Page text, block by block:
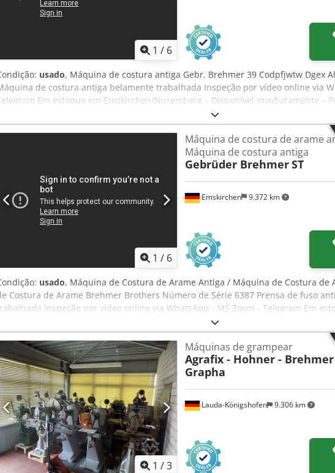
1 / 6
usado, Máquina de costura antiga Gebr. Brehmer 39 Codpfjwtw Dgex
de costura antiga belamente trabalhada Inspeção por vídeo online via
Em estoque em Emskirchen/Nuremberg – Disponível imediatamente –
1 / 6
Emskirchen 9.372 km
Máquina de costura de arame
Máquina de costura antiga
Gebrüder BrehmerST
usado, Máquina de Costura de Arame Antiga / Máquina de Costura de
Costura de Arame Brehmer Brothers Número de Série 6387 Prensa de fuso
Inspeção por vídeo online via WhatsApp - MS Zoom - Telegram Em
Emskirchen/Nuremberg - Disponível imediatamente - Pode ser testado Cedpfx
1 /3
Lauda-Königshofen 9.306 km
Máquinas de grampear
Agrafix - Hohner -
Grapha